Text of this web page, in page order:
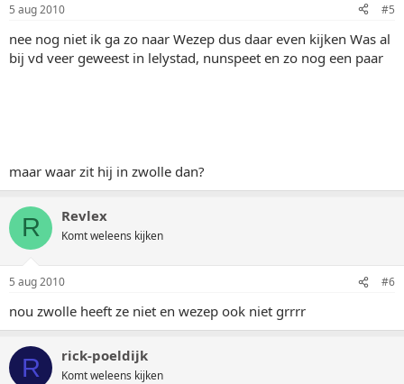
5 aug 2010 #5
nee nog niet ik ga zo naar Wezep dus daar even kijken Was al
bij vd veer geweest in lelystad, nunspeet en zo nog een paar
maar waar zit hij in zwolle dan?
R Revlex
Komt weleens kijken
5 aug 2010 #6
nou zwolle heeft ze niet en wezep ook niet grrrr
R rick-poeldijk
Komt weleens kijken